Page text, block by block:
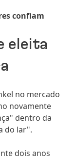
confiam
eleita
no mercado
novamente
dentro da
do lar".
dois anos